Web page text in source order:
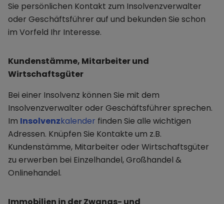
Sie persönlichen Kontakt zum Insolvenzverwalter
oder Geschäftsführer auf und bekunden Sie schon
im Vorfeld Ihr Interesse.
Kundenstämme, Mitarbeiter und
Wirtschaftsgüter
Bei einer Insolvenz können Sie mit dem
Insolvenzverwalter oder Geschäftsführer sprechen.
Im Insolvenzkalender finden Sie alle wichtigen
Adressen. Knüpfen Sie Kontakte um z.B.
Kundenstämme, Mitarbeiter oder Wirtschaftsgüter
zu erwerben bei Einzelhandel, Großhandel &
Onlinehandel.